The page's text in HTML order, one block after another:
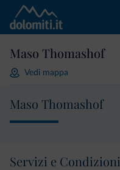
Maso Thomashof
Vedi mappa
Maso Thomashof
Servizi e Condizioni